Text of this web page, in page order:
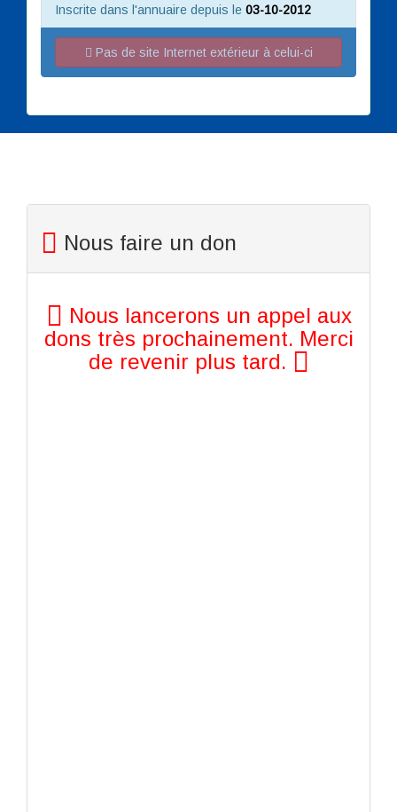
Inscrite dans l'annuaire depuis le 03-10-2012
Pas de site Internet extérieur à celui-ci
Nous faire un don
Nous lancerons un appel aux
dons très prochainement. Merci
de revenir plus tard.